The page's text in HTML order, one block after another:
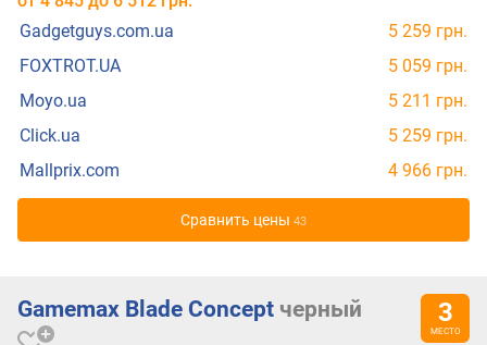
Gadgetguys.com.ua
5 259 грн.
FOXTROT.UA
5 059 грн.
Moyo.ua
5 211 грн.
Click.ua
5 259 грн.
Mallprix.com
4 966 грн.
Cравнить цены 43
Gamemax Blade Concept черный